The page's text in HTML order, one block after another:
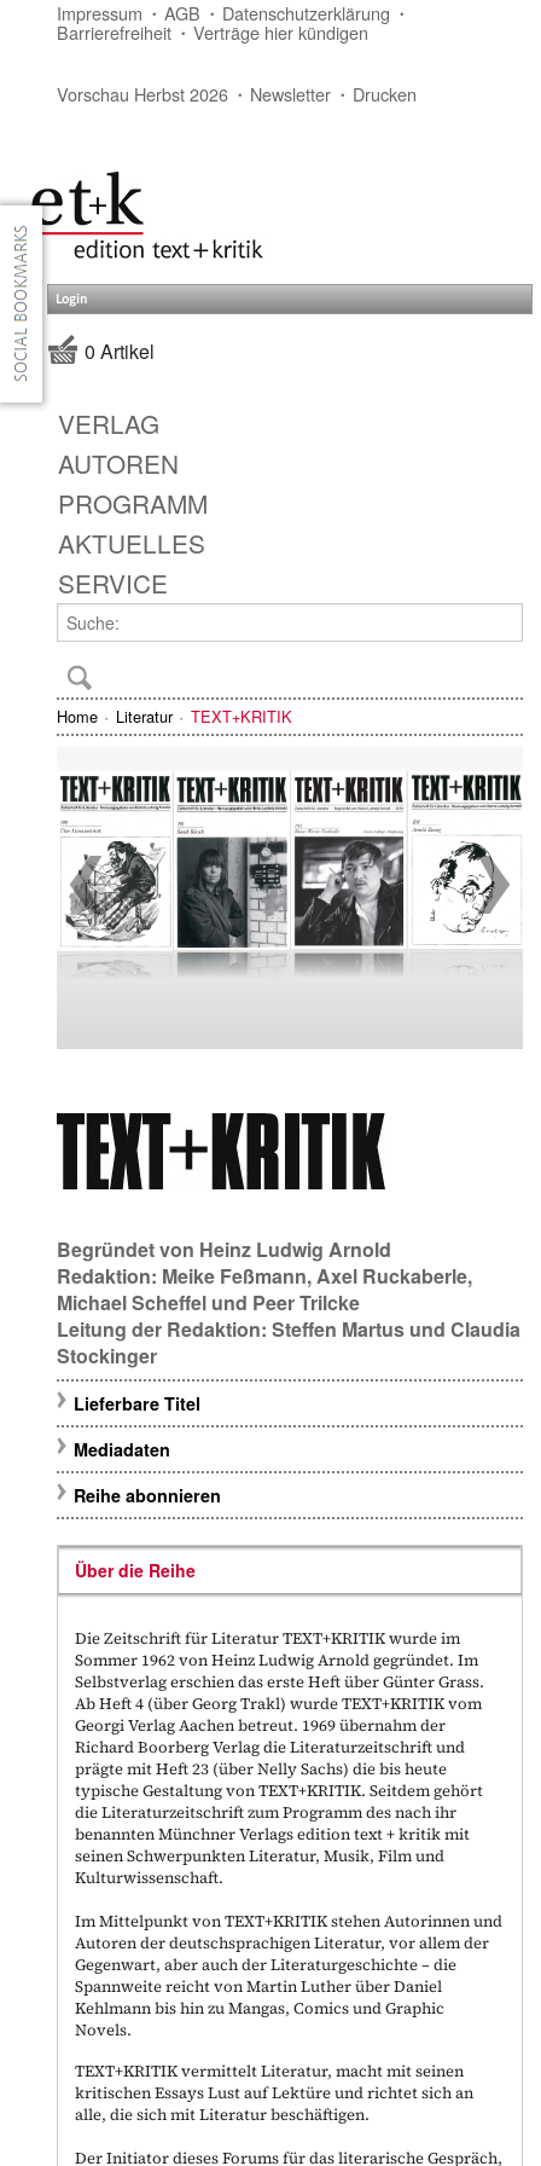
Impressum AGB Datenschutzerklärung
Barrierefreiheit Verträge hier kündigen
Vorschau Herbst 2026 Newsletter Drucken
Login
0 Artikel
VERLAG
AUTOREN
PROGRAMM
AKTUELLES
SERVICE
Home Literatur TEXT+KRITIK
Begründet von Heinz Ludwig Arnold
Redaktion: Meike Feßmann,Axel Ruckaberle,
Michael Scheffel und Peer Trilcke
Leitung der Redaktion: Steffen Martus und Claudia
Stockinger
Lieferbare Titel
Mediadaten
Reihe abonnieren
Über die Reihe
Die Zeitschrift für Literatur TEXT+KRITIK wurde im
Sommer 1962 von Heinz Ludwig Arnold gegründet. Im
Selbstverlag erschien das erste Heft über Günter Grass.
Ab Heft 4 (über Georg Trakl) wurde TEXT+KRITIK vom
Georgi Verlag Aachen betreut. 1969 übernahm der
Richard Boorberg Verlag die Literaturzeitschrift und
prägte mit Heft 23 (über Nelly Sachs) die bis heute
typische Gestaltung von TEXT+KRITIK. Seitdem gehört
die Literaturzeitschrift zum Programm des nach ihr
benannten Münchner Verlags edition text + kritik mit
seinen Schwerpunkten Literatur, Musik, Film und
Kulturwissenschaft.
Im Mittelpunkt von TEXT+KRITIK stehen Autorinnen und
Autoren der deutschsprachigen Literatur, vor allem der
Gegenwart, aber auch der Literaturgeschichte – die
Spannweite reicht von Martin Luther über Daniel
Kehlmann bis hin zu Mangas, Comics und Graphic
Novels.
TEXT+KRITIK vermittelt Literatur, macht mit seinen
kritischen Essays Lust auf Lektüre und richtet sich an
alle, die sich mit Literatur beschäftigen.
Der Initiator dieses Forums für das literarische Gespräch,